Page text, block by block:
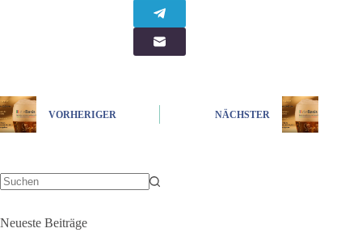
VORHERIGER NÄCHSTER
Neueste Beiträge